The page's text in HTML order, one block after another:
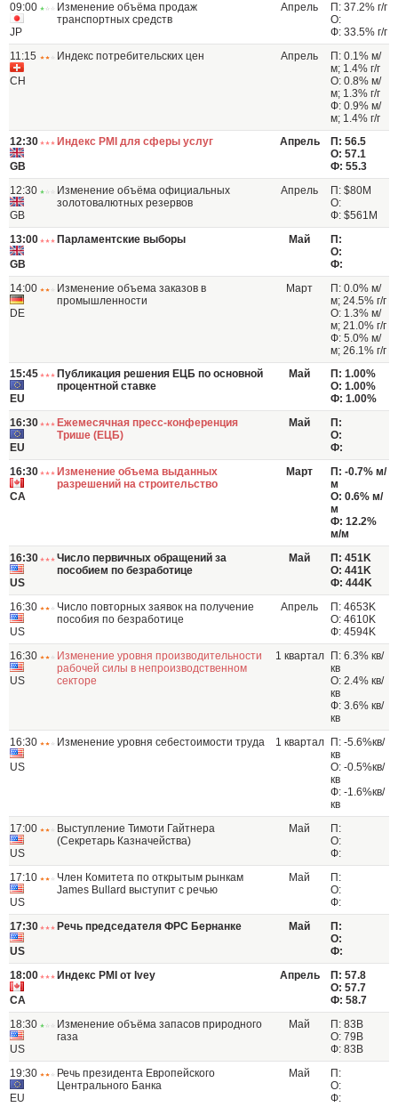
09:00
JP
Изменение объёма продаж
транспортных средств
Апрель
П: 37.2% г/г
О:
Ф: 33.5% г/г
11:15
CH
Индекс потребительских цен Апрель
П: 0.1% м/
м; 1.4% г/г
О: 0.8% м/
м; 1.3% г/г
Ф: 0.9% м/
м; 1.4% г/г
12:30
GB
Индекс PMI для сферы услуг Апрель
П: 56.5
О: 57.1
Ф: 55.3
12:30
GB
Изменение объёма официальных
золотовалютных резервов
Апрель
П: $80M
О:
Ф: $561M
13:00
GB
Парламентские выборы Май
П:
О:
Ф:
14:00
DE
Изменение объема заказов в
промышленности
Март
П: 0.0% м/
м; 24.5% г/г
О: 1.3% м/
м; 21.0% г/г
Ф: 5.0% м/
м; 26.1% г/г
15:45
EU
Публикация решения ЕЦБ по основной
процентной ставке
Май
П: 1.00%
О: 1.00%
Ф: 1.00%
16:30
EU
Ежемесячная пресс-конференция
Трише (ЕЦБ)
Май
П:
О:
Ф:
16:30
CA
Изменение объема выданных
разрешений на строительство
Март
П: -0.7% м/
м
О: 0.6% м/
м
Ф: 12.2%
м/м
16:30
US
Число первичных обращений за
пособием по безработице
Май
П: 451K
О: 441K
Ф: 444K
16:30
US
Число повторных заявок на получение
пособия по безработице
Апрель
П: 4653K
О: 4610K
Ф: 4594K
16:30
US
Изменение уровня производительности
рабочей силы в непроизводственном
секторе
1 квартал
П: 6.3% кв/
кв
О: 2.4% кв/
кв
Ф: 3.6% кв/
кв
16:30
US
Изменение уровня себестоимости труда 1 квартал
П: -5.6%кв/
кв
О: -0.5%кв/
кв
Ф: -1.6%кв/
кв
17:00
US
Выступление Тимоти Гайтнера
(Секретарь Казначейства)
Май
П:
О:
Ф:
17:10
US
Член Комитета по открытым рынкам
James Bullard выступит с речью
Май
П:
О:
Ф:
17:30
US
Речь председателя ФРС Бернанке Май
П:
О:
Ф:
18:00
CA
Индекс PMI от Ivey Апрель
П: 57.8
О: 57.7
Ф: 58.7
18:30
US
Изменение объёма запасов природного
газа
Май
П: 83B
О: 79B
Ф: 83B
19:30
EU
Речь президента Европейского
Центрального Банка
Май
П:
О:
Ф: